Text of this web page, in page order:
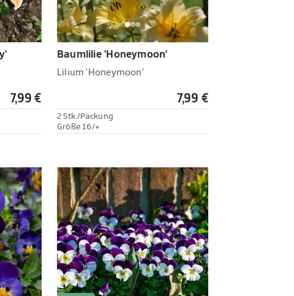
7,99 €
Baumlilie 'Honeymoon'
Lilium 'Honeymoon'
7,99 €
2 Stk./Packung
Größe 16/+